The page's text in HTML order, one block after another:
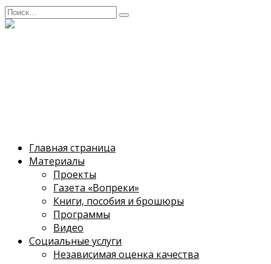
Перейти
к
Search
for:
Главная страница
Материалы
Проекты
Газета «Вопреки»
Книги, пособия и брошюры
Программы
Видео
Социальные услуги
Независимая оценка качества